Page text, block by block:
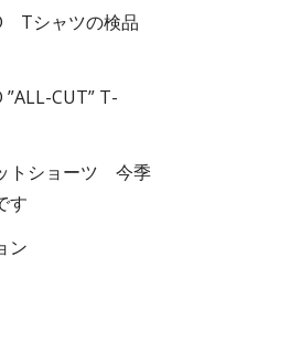
Tシャツの検品
CUT” T-
トショーツ 今季
す
ン